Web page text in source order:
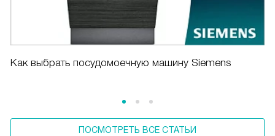
Как выбрать посудомоечную машину Siemens
ПОСМОТРЕТЬ ВСЕ СТАТЬИ